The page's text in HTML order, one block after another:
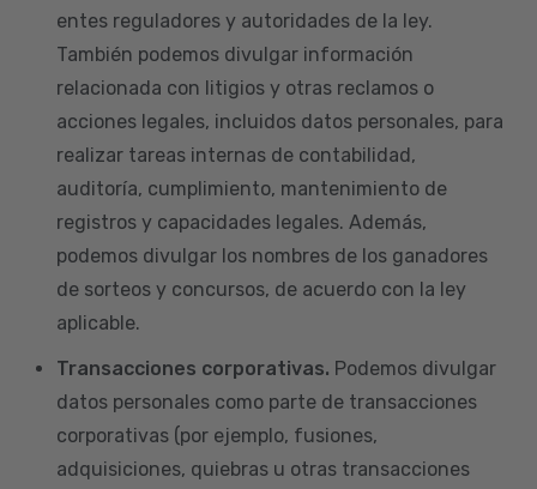
entes reguladores y autoridades de la ley.
También podemos divulgar información
relacionada con litigios y otras reclamos o
acciones legales, incluidos datos personales, para
realizar tareas internas de contabilidad,
auditoría, cumplimiento, mantenimiento de
registros y capacidades legales. Además,
podemos divulgar los nombres de los ganadores
de sorteos y concursos, de acuerdo con la ley
aplicable.
Transacciones corporativas. Podemos divulgar
datos personales como parte de transacciones
corporativas (por ejemplo, fusiones,
adquisiciones, quiebras u otras transacciones